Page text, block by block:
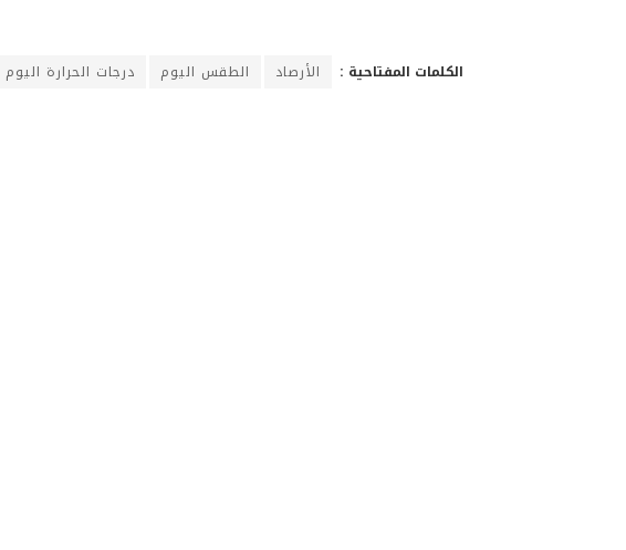
الكلمات المفتاحية : الأرصاد الطقس اليوم درجات الحرارة اليوم